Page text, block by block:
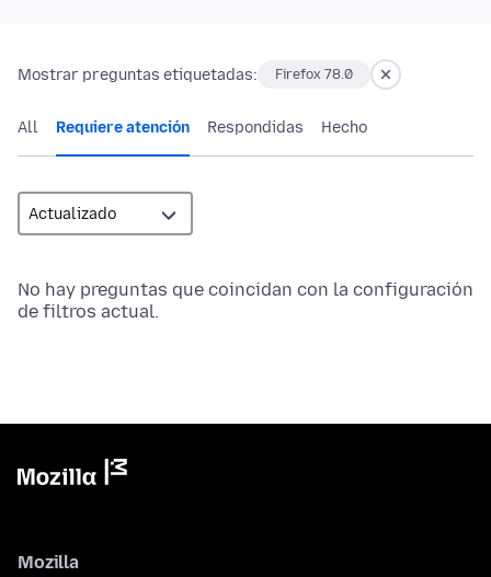
Mostrar preguntas etiquetadas: Firefox 78.0
All Requiere atención Respondidas Hecho
No hay preguntas que coincidan con la configuración
de filtros actual.
Mozilla